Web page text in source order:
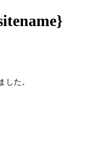
した。